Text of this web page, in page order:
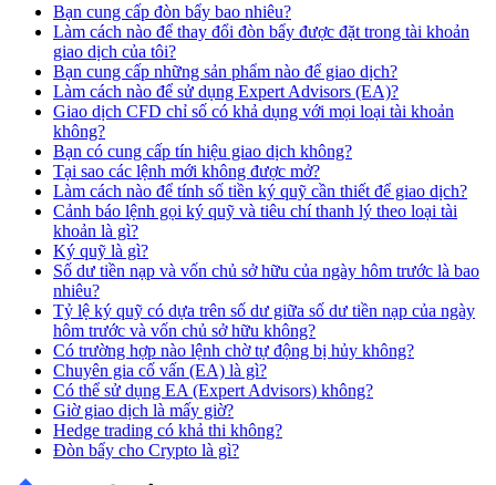
Bạn cung cấp đòn bẩy bao nhiêu?
Làm cách nào để thay đổi đòn bẩy được đặt trong tài khoản
giao dịch của tôi?
Bạn cung cấp những sản phẩm nào để giao dịch?
Làm cách nào để sử dụng Expert Advisors (EA)?
Giao dịch CFD chỉ số có khả dụng với mọi loại tài khoản
không?
Bạn có cung cấp tín hiệu giao dịch không?
Tại sao các lệnh mới không được mở?
Làm cách nào để tính số tiền ký quỹ cần thiết để giao dịch?
Cảnh báo lệnh gọi ký quỹ và tiêu chí thanh lý theo loại tài
khoản là gì?
Ký quỹ là gì?
Số dư tiền nạp và vốn chủ sở hữu của ngày hôm trước là bao
nhiêu?
Tỷ lệ ký quỹ có dựa trên số dư giữa số dư tiền nạp của ngày
hôm trước và vốn chủ sở hữu không?
Có trường hợp nào lệnh chờ tự động bị hủy không?
Chuyên gia cố vấn (EA) là gì?
Có thể sử dụng EA (Expert Advisors) không?
Giờ giao dịch là mấy giờ?
Hedge trading có khả thi không?
Đòn bẩy cho Crypto là gì?